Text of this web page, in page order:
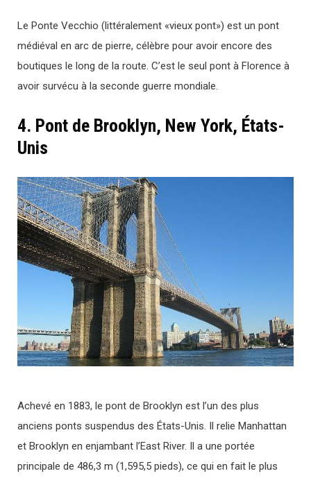
Le Ponte Vecchio (littéralement «vieux pont») est un pont
médiéval en arc de pierre, célèbre pour avoir encore des
boutiques le long de la route. C’est le seul pont à Florence à
avoir survécu à la seconde guerre mondiale.
4. Pont de Brooklyn, New York, États-
Unis
Achevé en 1883, le pont de Brooklyn est l’un des plus
anciens ponts suspendus des États-Unis. Il relie Manhattan
et Brooklyn en enjambant l’East River. Il a une portée
principale de 486,3 m (1,595,5 pieds), ce qui en fait le plus